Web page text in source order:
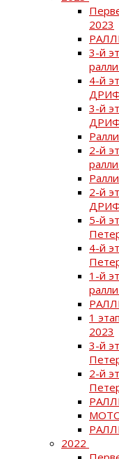
2023
3-й
4-й
3-й
2-й
2-й
5-й
4-й
1-й
1
2023
3-й
2-й
2022